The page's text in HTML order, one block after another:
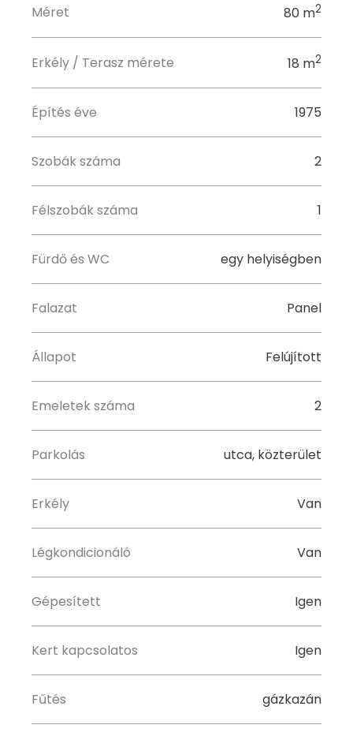
Méret 80 m2
Erkély / Terasz mérete 18 m2
Építés éve 1975
Szobák száma 2
Félszobák száma 1
Fürdő és WC egy helyiségben
Falazat Panel
Állapot Felújított
Emeletek száma 2
Parkolás utca, közterület
Erkély Van
Légkondicionáló Van
Gépesített Igen
Kert kapcsolatos Igen
Fűtés gázkazán